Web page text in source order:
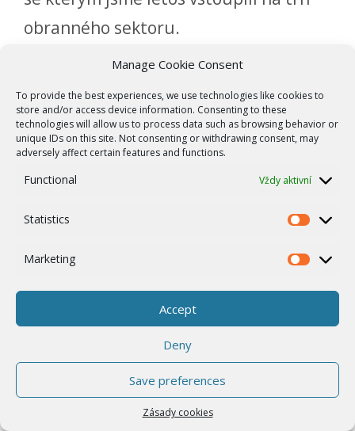
Manage Cookie Consent
To provide the best experiences, we use technologies like cookies to
store and/or access device information. Consenting to these
technologies will allow us to process data such as browsing behavior or
unique IDs on this site. Not consenting or withdrawing consent, may
adversely affect certain features and functions.
Functional Vždy aktivní
Statistics Statistics
Marketing Marketing
Accept
Deny
Save preferences
Zásady cookies
obranného sektoru.
software pro správu a monitoring sítí
využívajících rádiové modemy RipEX a
mobilní routery M!DGE.
SPOLEČENSKÝ PROGRAM
Jedinečné prostředí historických
zámků, společenský večer a
dalšídoprovodné aktivityvytvoří
ideální podmínky pro networking a
neformální diskuse s provozovateli